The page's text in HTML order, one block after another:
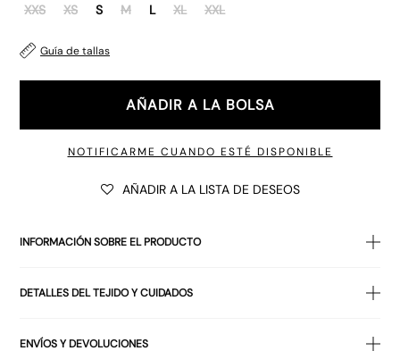
XXS XS S M L XL XXL
Guía de tallas
AÑADIR A LA BOLSA
NOTIFICARME CUANDO ESTÉ DISPONIBLE
AÑADIR A LA LISTA DE DESEOS
INFORMACIÓN SOBRE EL PRODUCTO
jersey elástico, con finos tirantes rojos y escote redondo por
Roomy.
DETALLES DEL TEJIDO Y CUIDADOS
ENVÍOS Y DEVOLUCIONES